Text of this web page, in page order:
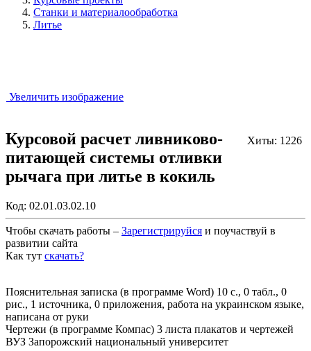
Станки и материалообработка
Литье
Увеличить изображение
Хиты: 1226
Курсовой расчет ливниково-
питающей системы отливки
рычага при литье в кокиль
Код: 02.01.03.02.10
Чтобы скачать работы – Зарегистрируйся и поучаствуй в
развитии сайта
Как тут скачать?
Пояснительная записка (в программе Word) 10 с., 0 табл., 0
рис., 1 источника, 0 приложения, работа на украинском языке,
написана от руки
Чертежи (в программе Компас) 3 листа плакатов и чертежей
ВУЗ Запорожский национальный университет